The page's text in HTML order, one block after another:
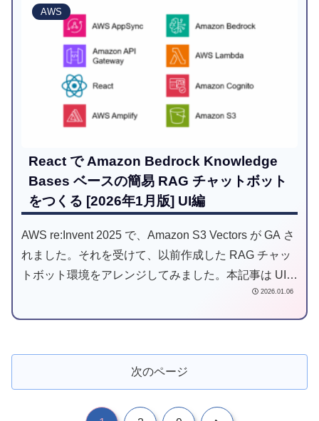
AWS
React で Amazon Bedrock Knowledge
Bases ベースの簡易 RAG チャットボット
をつくる [2026年1月版] UI編
AWS re:Invent 2025 で、Amazon S3 Vectors が GA さ
れました。それを受けて、以前作成した RAG チャッ
トボット環境をアレンジしてみました。本記事は UI
2026.01.06
次のページ